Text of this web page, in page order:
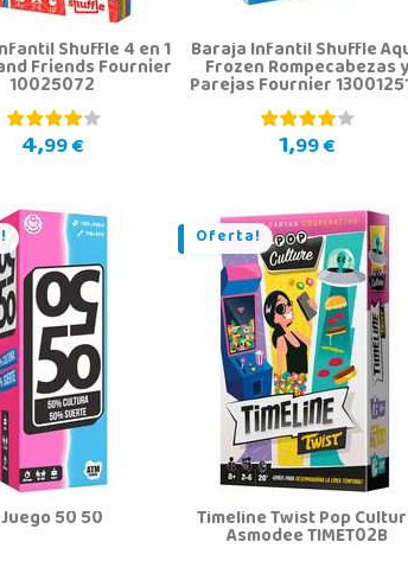
Shuffle 4 en 1
Friends Fournier
10025072
4,99 €
Baraja Infantil Shuffle
Frozen Rompecabezas y
Parejas Fournier
1,99 €
Juego 50 50
Oferta!
Timeline Twist Pop
Asmodee TIMET02B